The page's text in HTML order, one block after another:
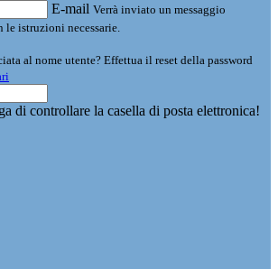
E-mail Verrà inviato un messaggio
istruzioni necessarie.
al nome utente? Effettua il reset della password
di controllare la casella di posta elettronica!